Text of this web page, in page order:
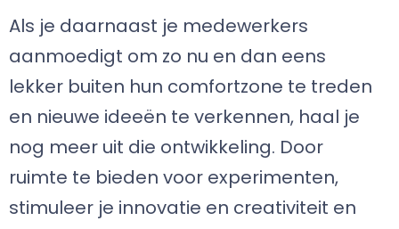
Als je daarnaast je medewerkers
aanmoedigt om zo nu en dan eens
lekker buiten hun comfortzone te treden
en nieuwe ideeën te verkennen, haal je
nog meer uit die ontwikkeling. Door
ruimte te bieden voor experimenten,
stimuleer je innovatie en creativiteit en